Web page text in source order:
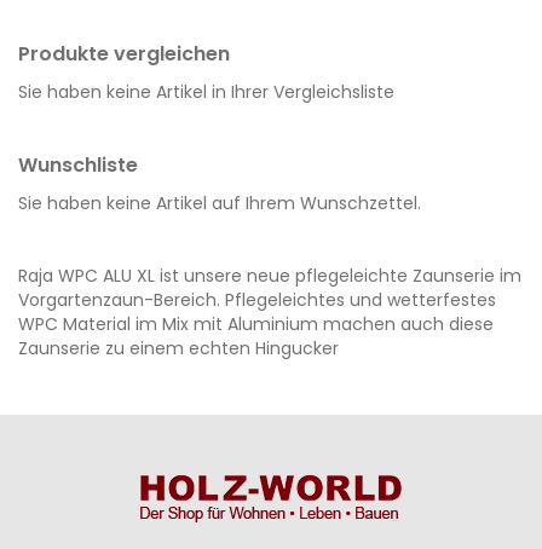
Produkte vergleichen
Sie haben keine Artikel in Ihrer Vergleichsliste
Wunschliste
Sie haben keine Artikel auf Ihrem Wunschzettel.
Raja WPC ALU XL ist unsere neue pflegeleichte Zaunserie im
Vorgartenzaun-Bereich. Pflegeleichtes und wetterfestes
WPC Material im Mix mit Aluminium machen auch diese
Zaunserie zu einem echten Hingucker